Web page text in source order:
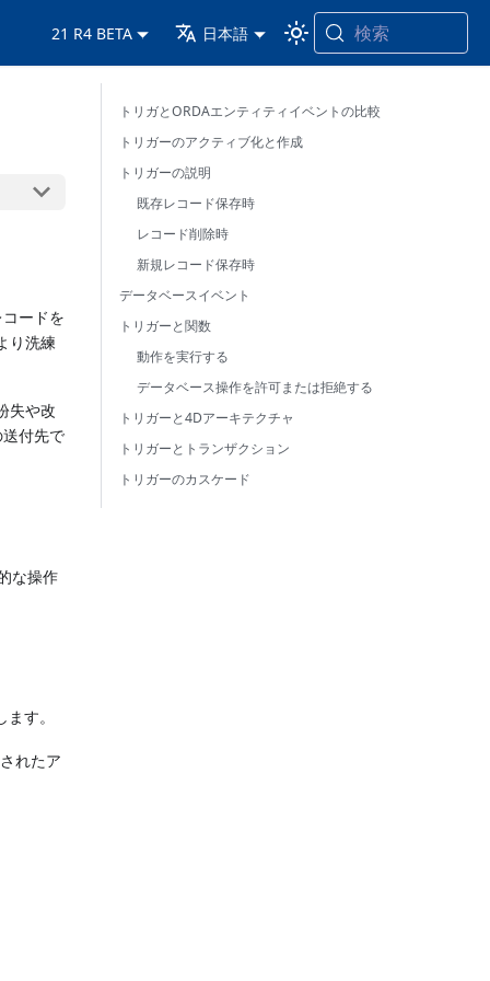
21 R4 BETA 日本語 検索
ードを
り洗練
失や改
付先で
な操作
す。
れたア
トリガとORDAエンティティイベントの比較
トリガーのアクティブ化と作成
トリガーの説明
既存レコード保存時
レコード削除時
新規レコード保存時
データベースイベント
トリガーと関数
動作を実行する
データベース操作を許可または拒絶する
トリガーと4Dアーキテクチャ
トリガーとトランザクション
トリガーのカスケード